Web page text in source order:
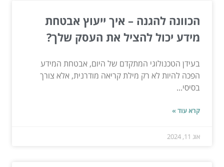
הכוונה להגנה – איך ייעוץ אבטחת
מידע יכול להציל את העסק שלך?
בעידן הטכנולוגי המתקדם של היום, אבטחת המידע
הפכה להיות לא רק מילת קריאה מודרנית, אלא צורך
בסיסי...
קרא עוד »
אוג 11, 2024